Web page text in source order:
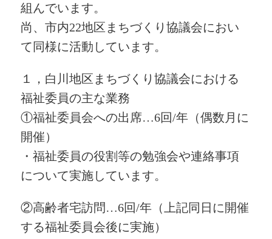
組んでいます。
尚、市内22地区まちづくり協議会におい
て同様に活動しています。
１，白川地区まちづくり協議会における
福祉委員の主な業務
①福祉委員会への出席…6回/年（偶数月に
開催）
・福祉委員の役割等の勉強会や連絡事項
について実施しています。
②高齢者宅訪問…6回/年（上記同日に開催
する福祉委員会後に実施）